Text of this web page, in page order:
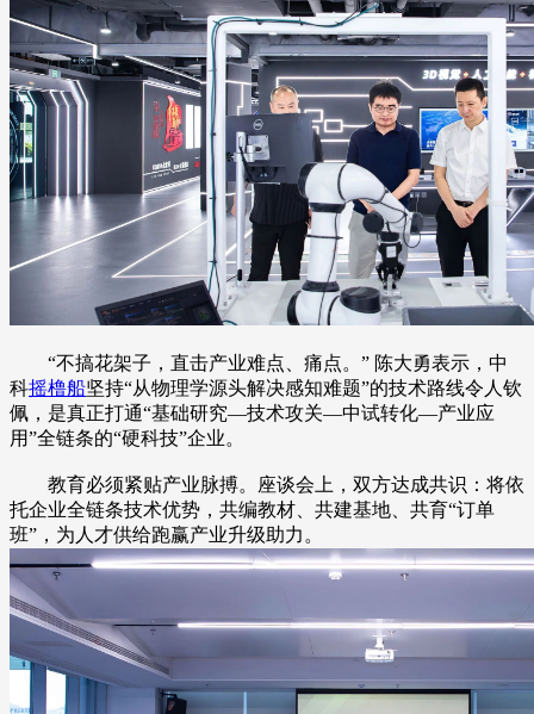
“不搞花架子，直击产业难点、痛点。” 陈大勇表示，中
科摇橹船坚持“从物理学源头解决感知难题”的技术路线令人钦
佩，是真正打通“基础研究—技术攻关—中试转化—产业应
用”全链条的“硬科技”企业。
教育必须紧贴产业脉搏。座谈会上，双方达成共识：将依
托企业全链条技术优势，共编教材、共建基地、共育“订单
班”，为人才供给跑赢产业升级助力。